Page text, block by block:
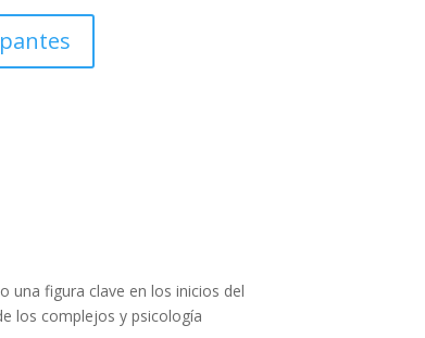
una figura clave en los inicios del
los complejos y psicología